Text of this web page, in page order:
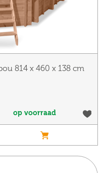
814 x 460 x 138 cm
op voorraad